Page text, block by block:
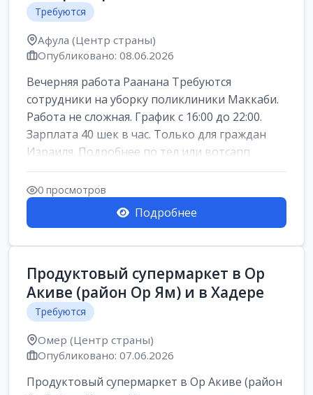
Требуются
Афула (Центр страны)
Опубликовано: 08.06.2026
Вечерняя работа Раанана Требуются
сотрудники на уборку поликлиники Маккаби.
Работа не сложная. График с 16:00 до 22:00.
Зарплата 40 шек в час. Только для граждан
Израиля. Подробнее по тел или вотсапп
0 просмотров
Подробнее
Продуктовый супермаркет в Ор
Акиве (район Ор Ям) и в Хадере
Требуются
Омер (Центр страны)
Опубликовано: 07.06.2026
Продуктовый супермаркет в Ор Акиве (район